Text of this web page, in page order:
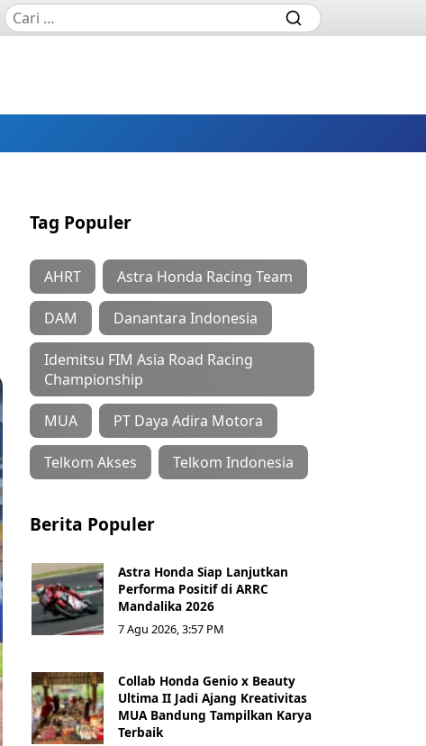
Tag Populer
AHRT Astra Honda Racing Team
DAM Danantara Indonesia
Idemitsu FIM Asia Road Racing
Championship
MUA PT Daya Adira Motora
Telkom Akses Telkom Indonesia
Berita Populer
Astra Honda Siap Lanjutkan
Performa Positif di ARRC
Mandalika 2026
7 Agu 2026, 3:57 PM
Collab Honda Genio x Beauty
Ultima II Jadi Ajang Kreativitas
MUA Bandung Tampilkan Karya
Terbaik